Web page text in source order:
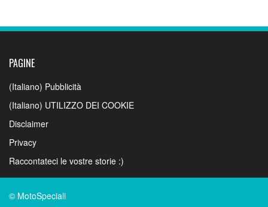
PAGINE
(Italiano) Pubblicità
(Italiano) UTILIZZO DEI COOKIE
Disclaimer
Privacy
Raccontateci le vostre storie :)
© MotoSpeciali